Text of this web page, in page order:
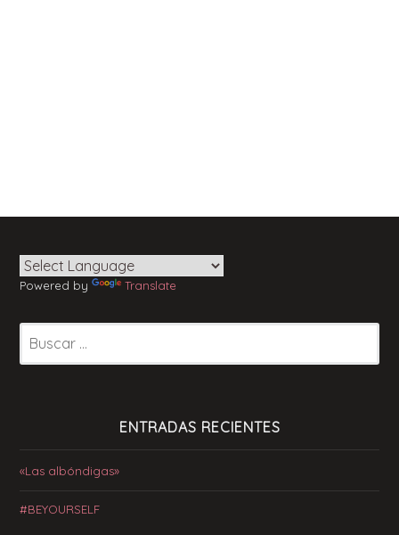
Powered by Translate
ENTRADAS RECIENTES
«Las albóndigas»
#BEYOURSELF